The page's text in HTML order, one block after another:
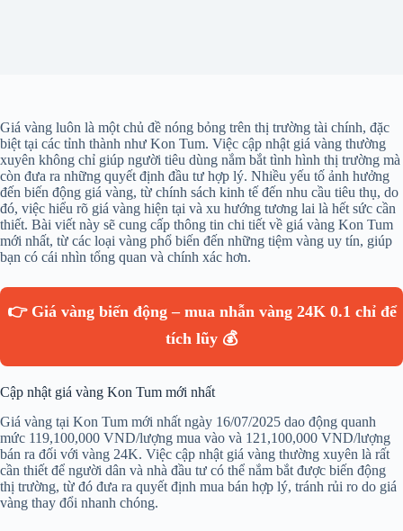
Giá vàng luôn là một chủ đề nóng bỏng trên thị trường tài chính, đặc
biệt tại các tỉnh thành như Kon Tum. Việc cập nhật giá vàng thường
xuyên không chỉ giúp người tiêu dùng nắm bắt tình hình thị trường mà
còn đưa ra những quyết định đầu tư hợp lý. Nhiều yếu tố ảnh hưởng
đến biến động giá vàng, từ chính sách kinh tế đến nhu cầu tiêu thụ, do
đó, việc hiểu rõ giá vàng hiện tại và xu hướng tương lai là hết sức cần
thiết. Bài viết này sẽ cung cấp thông tin chi tiết về giá vàng Kon Tum
mới nhất, từ các loại vàng phổ biến đến những tiệm vàng uy tín, giúp
bạn có cái nhìn tổng quan và chính xác hơn.
👉 Giá vàng biến động – mua nhẫn vàng 24K 0.1 chỉ để
tích lũy 💰
Cập nhật giá vàng Kon Tum mới nhất
Giá vàng tại Kon Tum mới nhất ngày 16/07/2025 dao động quanh
mức 119,100,000 VND/lượng mua vào và 121,100,000 VND/lượng
bán ra đối với vàng 24K. Việc cập nhật giá vàng thường xuyên là rất
cần thiết để người dân và nhà đầu tư có thể nắm bắt được biến động
thị trường, từ đó đưa ra quyết định mua bán hợp lý, tránh rủi ro do giá
vàng thay đổi nhanh chóng.